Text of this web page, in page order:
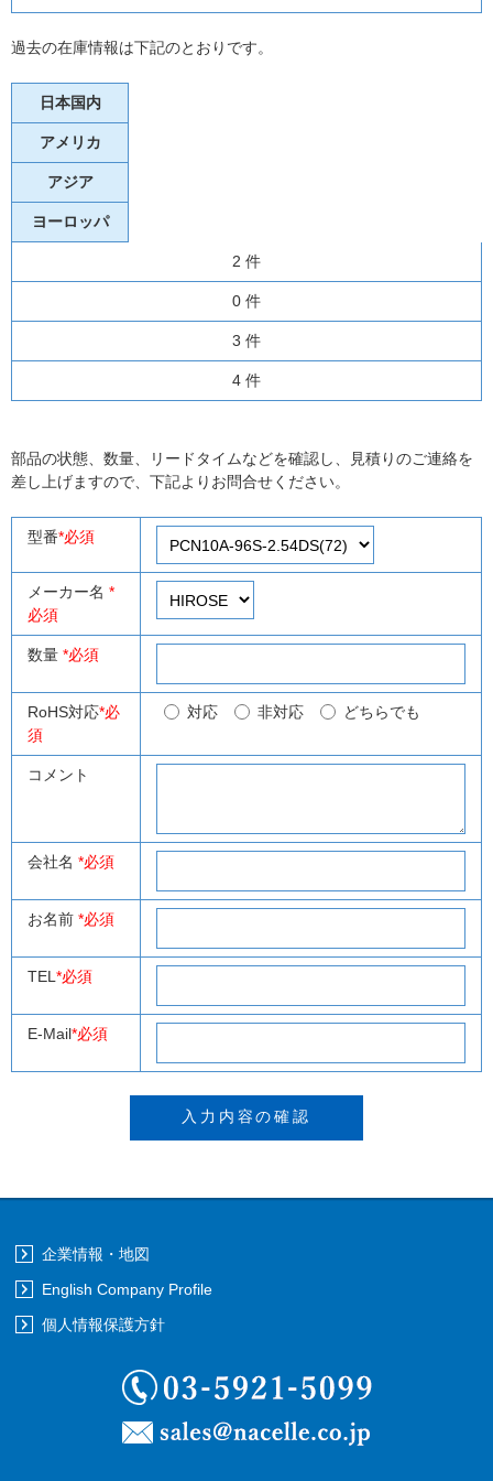
過去の在庫情報は下記のとおりです。
日本国内
アメリカ
アジア
ヨーロッパ
2 件
0 件
3 件
4 件
部品の状態、数量、リードタイムなどを確認し、見積りのご連絡を
差し上げますので、下記よりお問合せください。
型番*必須
メーカー名 *
必須
数量 *必須
RoHS対応*必
須
対応 非対応 どちらでも
コメント
会社名 *必須
お名前 *必須
TEL *必須
E-Mail*必須
企業情報・地図
English Company Profile
個人情報保護方針